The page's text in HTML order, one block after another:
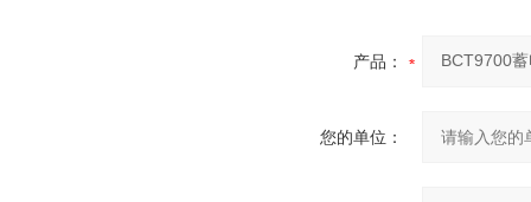
产品：
您的单位：